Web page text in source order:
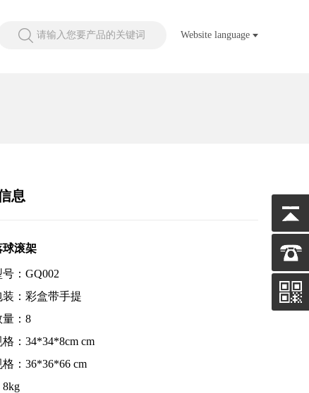
请输入您要产品的关键词 Website language
息
球滚架
：GQ002
装：彩盒带手提
量：8
：34*34*8cm cm
：36*36*66 cm